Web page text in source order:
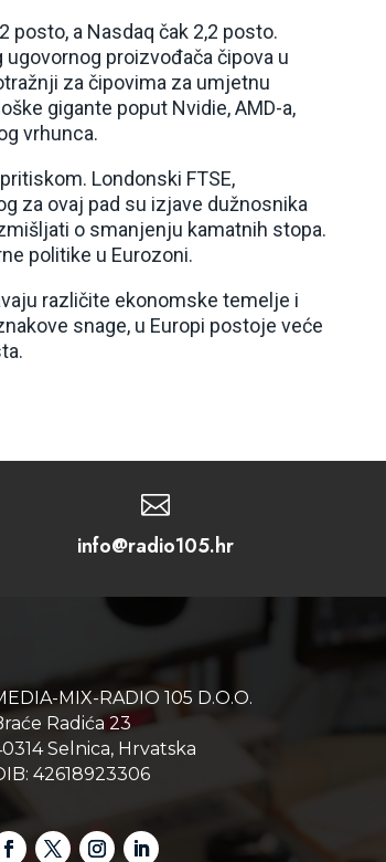
posto, a Nasdaq čak 2,2 posto.
proizvođača čipova u
za čipovima za umjetnu
gigante poput Nvidie, AMD-a,
vrhunca.
Londonski FTSE,
za ovaj pad su izjave dužnosnika
o smanjenju kamatnih stopa.
politike u Eurozoni.
različite ekonomske temelje i
snage, u Europi postoje veće

info@radio105.hr
MIX-RADIO 105 D.O.O.
Radića 23
Selnica, Hrvatska
42618923306